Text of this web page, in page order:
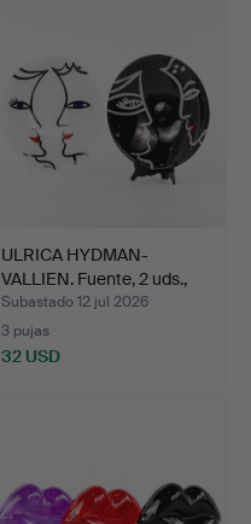
ULRICA HYDMAN-
VALLIEN. Fuente, 2 uds.,
Kos…
Subastado 12 jul 2026
3 pujas
32 USD